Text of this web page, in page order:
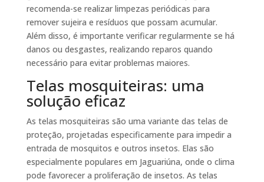
recomenda-se realizar limpezas periódicas para
remover sujeira e resíduos que possam acumular.
Além disso, é importante verificar regularmente se há
danos ou desgastes, realizando reparos quando
necessário para evitar problemas maiores.
Telas mosquiteiras: uma
solução eficaz
As telas mosquiteiras são uma variante das telas de
proteção, projetadas especificamente para impedir a
entrada de mosquitos e outros insetos. Elas são
especialmente populares em Jaguariúna, onde o clima
pode favorecer a proliferação de insetos. As telas